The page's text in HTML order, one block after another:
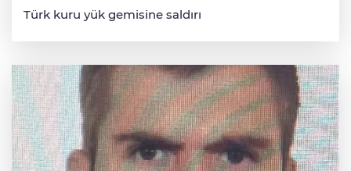
Türk kuru yük gemisine saldırı